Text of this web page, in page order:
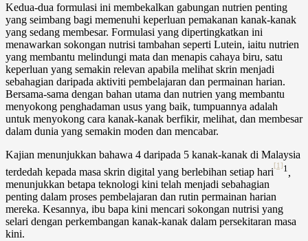
Kedua-dua formulasi ini membekalkan gabungan nutrien penting
yang seimbang bagi memenuhi keperluan pemakanan kanak-kanak
yang sedang membesar. Formulasi yang dipertingkatkan ini
menawarkan sokongan nutrisi tambahan seperti Lutein, iaitu nutrien
yang membantu melindungi mata dan menapis cahaya biru, satu
keperluan yang semakin relevan apabila melihat skrin menjadi
sebahagian daripada aktiviti pembelajaran dan permainan harian.
Bersama-sama dengan bahan utama dan nutrien yang membantu
menyokong penghadaman usus yang baik, tumpuannya adalah
untuk menyokong cara kanak-kanak berfikir, melihat, dan membesar
dalam dunia yang semakin moden dan mencabar.
Kajian menunjukkan bahawa 4 daripada 5 kanak-kanak di Malaysia
terdedah kepada masa skrin digital yang berlebihan setiap hari
[1]1,
menunjukkan betapa teknologi kini telah menjadi sebahagian
penting dalam proses pembelajaran dan rutin permainan harian
mereka. Kesannya, ibu bapa kini mencari sokongan nutrisi yang
selari dengan perkembangan kanak-kanak dalam persekitaran masa
kini.